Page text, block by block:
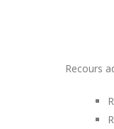
Recours